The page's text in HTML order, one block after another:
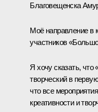
Благовещенска
Моё направление в
участников
Я хочу сказать,
творческий в
что все
креативности и